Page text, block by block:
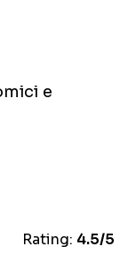
e
Rating: 4.5/5